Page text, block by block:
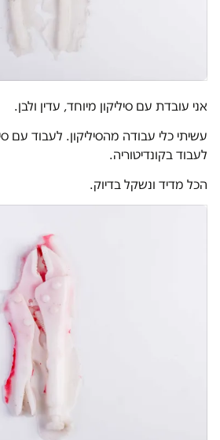
אני עובדת עם סיליקון מיוחד, עדין ולבן.
עשיתי כלי עבודה מהסיליקון. לעבוד עם
לעבוד בקונדיטוריה.
הכל מדיד ונשקל בדיוק.